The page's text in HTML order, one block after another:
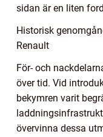
sidan är en liten
Historisk
Renault
För- och
över tid. Vid
bekymren varit
övervinna dessa